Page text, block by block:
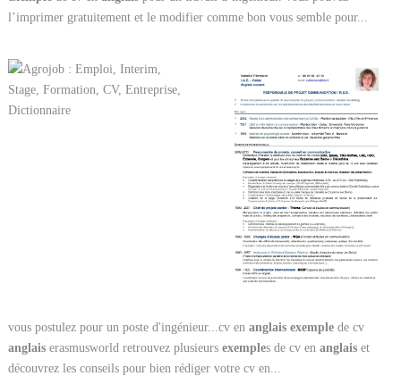
l’imprimer gratuitement et le modifier comme bon vous semble pour...
vous postulez pour un poste d'ingénieur...cv en anglais exemplede cv
anglaiserasmusworld retrouvez plusieurs exemples de cv en anglaiset
découvrez les conseils pour bien rédiger votre cv en...